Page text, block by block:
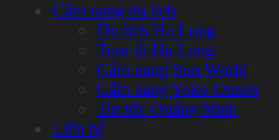
Cẩm nang du lịch
Du lịch Hạ Long
Tour đi Hạ Long
Cẩm nang Sun World
Cẩm nang Yoko Onsen
Tin tức Quảng Ninh
Liên hệ